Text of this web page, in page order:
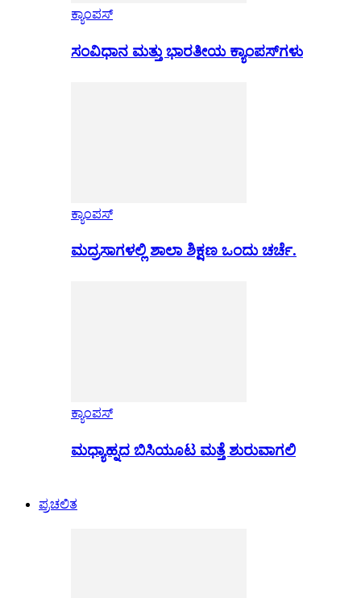
ಕ್ಯಾಂಪಸ್
ಸಂವಿಧಾನ ಮತ್ತು ಭಾರತೀಯ ಕ್ಯಾಂಪಸ್‌ಗಳು
ಕ್ಯಾಂಪಸ್
ಮದ್ರಸಾಗಳಲ್ಲಿ ಶಾಲಾ ಶಿಕ್ಷಣ ಒಂದು ಚರ್ಚೆ.
ಕ್ಯಾಂಪಸ್
ಮಧ್ಯಾಹ್ನದ ಬಿಸಿಯೂಟ ಮತ್ತೆ ಶುರುವಾಗಲಿ
ಪ್ರಚಲಿತ